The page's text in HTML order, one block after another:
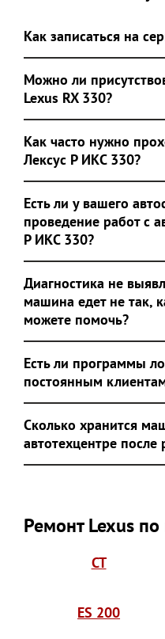
Как записаться на
Можно ли
Lexus RX 330?
Как часто нужно
Лексус Р ИКС 330?
Есть ли у вашего
проведение работ с
Р ИКС 330?
Диагностика не
машина едет не так,
можете помочь?
Есть ли программы
постоянным
Сколько хранится
автотехцентре после
Ремонт Lexus
CT
ES 200